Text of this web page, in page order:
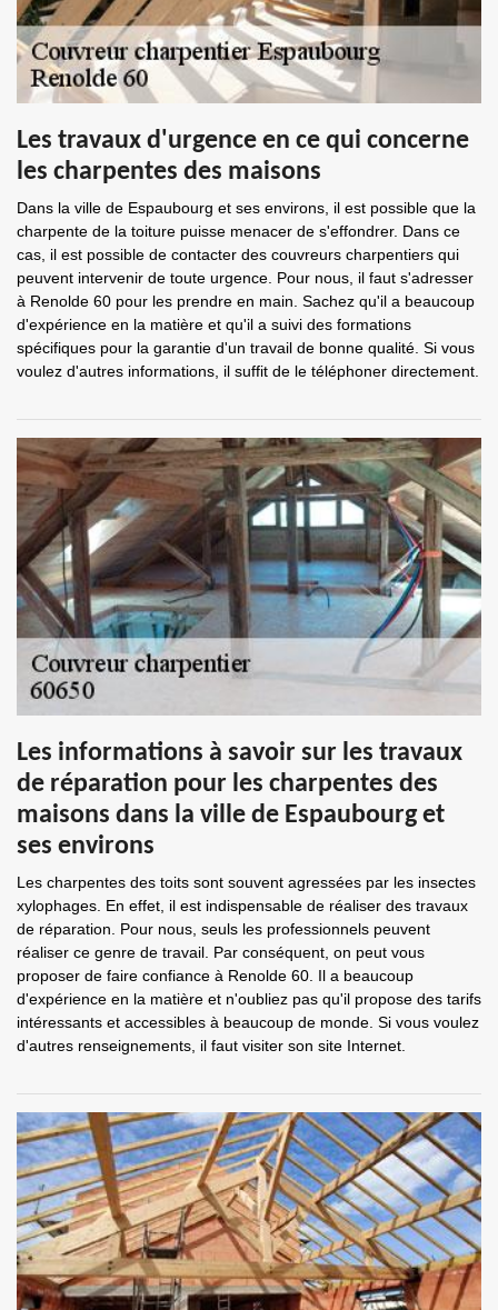
Les travaux d'urgence en ce qui concerne
les charpentes des maisons
Dans la ville de Espaubourg et ses environs, il est possible que la
charpente de la toiture puisse menacer de s'effondrer. Dans ce
cas, il est possible de contacter des couvreurs charpentiers qui
peuvent intervenir de toute urgence. Pour nous, il faut s'adresser
à Renolde 60 pour les prendre en main. Sachez qu'il a beaucoup
d'expérience en la matière et qu'il a suivi des formations
spécifiques pour la garantie d'un travail de bonne qualité. Si vous
voulez d'autres informations, il suffit de le téléphoner directement.
Les informations à savoir sur les travaux
de réparation pour les charpentes des
maisons dans la ville de Espaubourg et
ses environs
Les charpentes des toits sont souvent agressées par les insectes
xylophages. En effet, il est indispensable de réaliser des travaux
de réparation. Pour nous, seuls les professionnels peuvent
réaliser ce genre de travail. Par conséquent, on peut vous
proposer de faire confiance à Renolde 60. Il a beaucoup
d'expérience en la matière et n'oubliez pas qu'il propose des tarifs
intéressants et accessibles à beaucoup de monde. Si vous voulez
d'autres renseignements, il faut visiter son site Internet.